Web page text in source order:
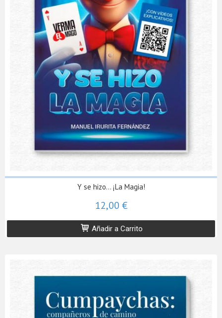
Y se hizo... ¡La Magia!
12,00 €
Añadir a Carrito